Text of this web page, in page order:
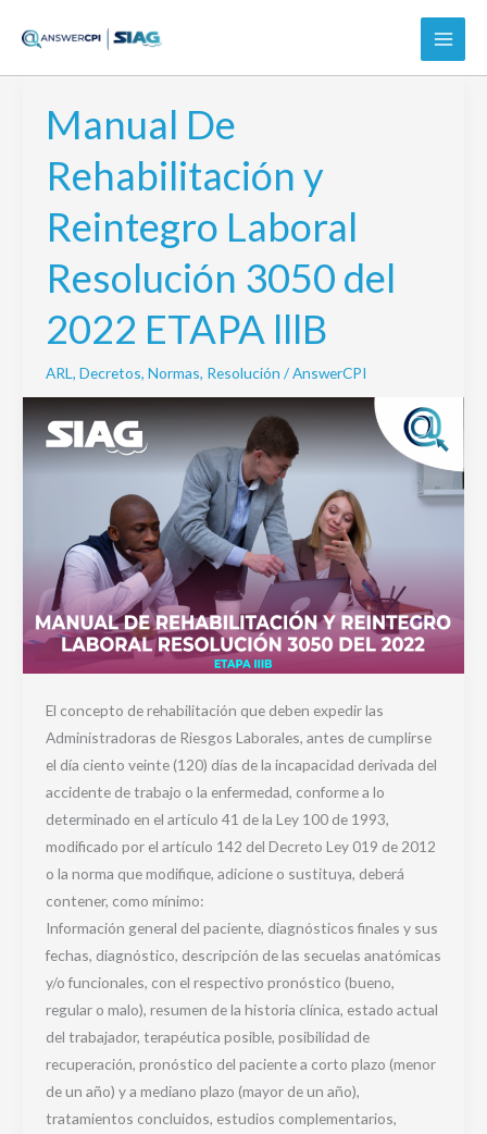
Manual De
Rehabilitación y
Reintegro Laboral
Resolución 3050 del
2022 ETAPA lllB
ARL, Decretos, Normas, Resolución /AnswerCPI
El concepto de rehabilitación que deben expedir las
Administradoras de Riesgos Laborales, antes de cumplirse
el día ciento veinte (120) días de la incapacidad derivada del
accidente de trabajo o la enfermedad, conforme a lo
determinado en el artículo 41 de la Ley 100 de 1993,
modificado por el artículo 142 del Decreto Ley 019 de 2012
o la norma que modifique, adicione o sustituya, deberá
contener, como mínimo:
Información general del paciente, diagnósticos finales y sus
fechas, diagnóstico, descripción de las secuelas anatómicas
y/o funcionales, con el respectivo pronóstico (bueno,
regular o malo), resumen de la historia clínica, estado actual
del trabajador, terapéutica posible, posibilidad de
recuperación, pronóstico del paciente a corto plazo (menor
de un año) y a mediano plazo (mayor de un año),
tratamientos concluidos, estudios complementarios,
Manual
De
Rehabilitación
y
Reintegro
Laboral
Resolución
del
ETAPA
lllB